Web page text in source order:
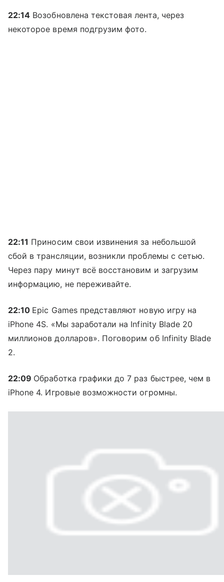
22:14 Возобновлена текстовая лента, через
некоторое время подгрузим фото.
22:11 Приносим свои извинения за небольшой
сбой в трансляции, возникли проблемы с сетью.
Через пару минут всё восстановим и загрузим
информацию, не переживайте.
22:10 Epic Games представляют новую игру на
iPhone 4S. «Мы заработали на Infinity Blade 20
миллионов долларов». Поговорим об Infinity Blade
2.
22:09 Обработка графики до 7 раз быстрее, чем в
iPhone 4. Игровые возможности огромны.